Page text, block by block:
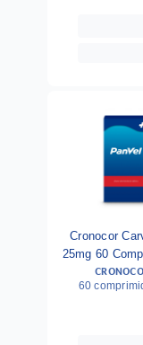
Cronocor
25mg 60
60